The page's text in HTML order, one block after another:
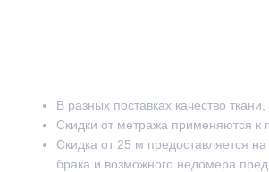
В разных поставках качество
Скидки от метража применяются к
Скидка от 25 м предоставляется
брака и возможного недомера